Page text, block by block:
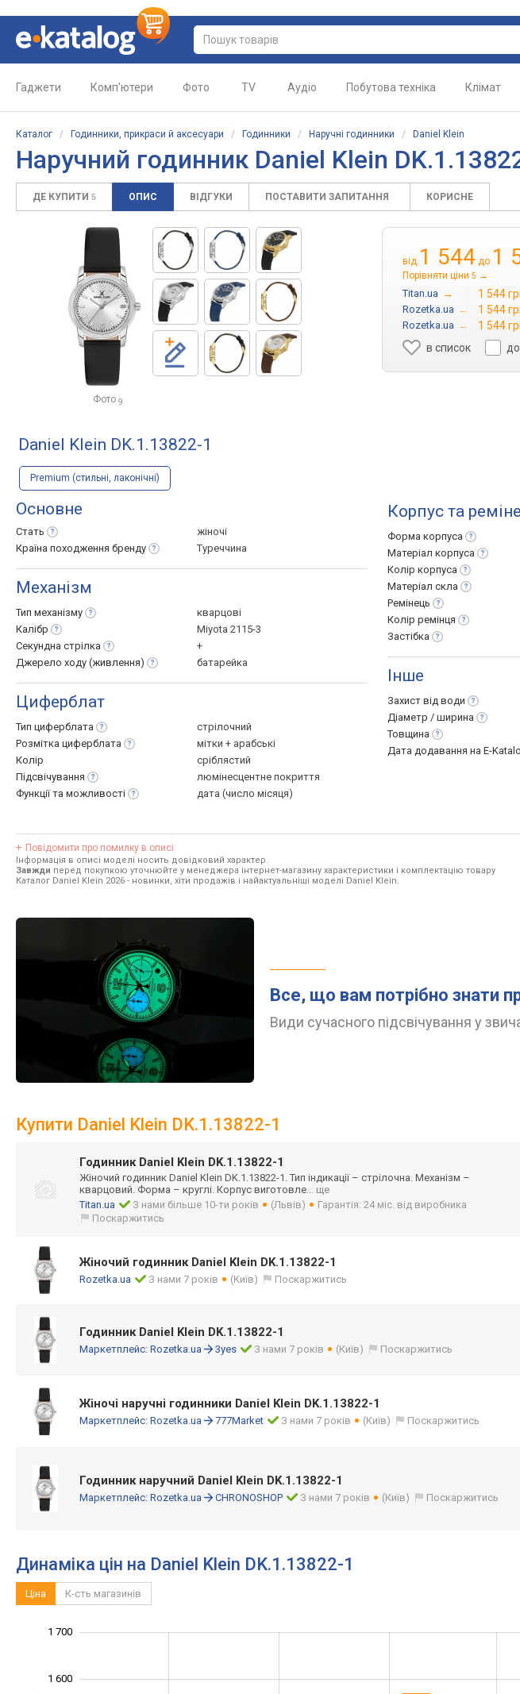
Гаджети Комп'ютери Фото TV Аудіо Побутова техніка Клімат
Каталог / Годинники, прикраси й аксесуари / Годинники / Наручні годинники / Daniel Klein
Наручний годинник Daniel Klein
ДЕ КУПИТИ 5 ОПИС ВІДГУКИ ПОСТАВИТИ ЗАПИТАННЯ КОРИСНЕ
Фото 9
від 1 544 до 1
Порівняти ціни 5 →
Titan.ua → 1 544
Rozetka.ua → 1 544
Rozetka.ua →
1 544
в список
Daniel Klein DK.1.13822-1
Premium (стильні, лаконічні)
Основне
Стать
жіночі
Країна походження бренду Туреччина
Механізм
Тип механізму
кварцові
Калібр
Miyota 2115-3
Секундна стрілка
+
Джерело ходу (живлення) батарейка
Циферблат
Тип циферблата
стрілочний
Розмітка циферблата
мітки + арабські
Колір
сріблястий
Підсвічування
люмінесцентне покриття
Функції та можливості дата (число місяця)
Корпус та
Форма корпуса
Матеріал корпуса
Колір корпуса
Матеріал скла
Ремінець
Колір ремінця
Застібка
Інше
Захист від води
Діаметр / ширина
Товщина
Дата додавання на E-
Повідомити про помилку в описі
Інформація в описі моделі носить довідковий характер.
Завжди перед покупкою уточнюйте у менеджера інтернет-магазину характеристики і комплектацію товару
Каталог Daniel Klein 2026 - новинки, хіти продажів і найактуальніші моделі Daniel Klein.
Все, що вам потрібно знати
Види сучасного підсвічування у
Купити Daniel Klein DK.1.13822-1
Годинник Daniel Klein DK.1.13822-1
Жіночий годинник Daniel Klein DK.1.13822-1. Тип індикації – стрілочна. Механізм –
кварцовий. Форма – круглі. Корпус виготовле... ще
Titan.ua
З нами більше 10-ти років (Львів)
Гарантія: 24 міс. від виробника
Поскаржитись
Жіночий годинник Daniel Klein DK.1.13822-1
Rozetka.ua З нами 7 років (Київ) Поскаржитись
Годинник Daniel Klein DK.1.13822-1
Маркетплейс: Rozetka.ua 3yes З нами 7 років (Київ) Поскаржитись
Жіночі наручні годинники Daniel Klein DK.1.13822-1
Маркетплейс: Rozetka.ua 777Market З нами 7 років (Київ) Поскаржитись
Годинник наручний Daniel Klein DK.1.13822-1
Маркетплейс: Rozetka.ua CHRONOSHOP З нами 7 років (Київ) Поскаржитись
Динаміка цін на Daniel Klein DK.1.13822-1
Ціна К-сть магазинів
1 600
1 700